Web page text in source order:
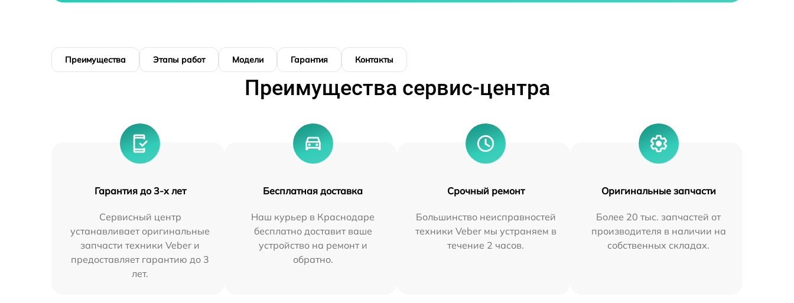
Преимущества Этапы работ Модели Гарантия Контакты
Преимущества сервис-центра
Гарантия до 3-х лет
Сервисный центр
устанавливает оригинальные
запчасти техники Veber и
предоставляет гарантию до 3
лет.
Бесплатная доставка
Наш курьер в Краснодаре
бесплатно доставит ваше
устройство на ремонт и
обратно.
Срочный ремонт
Большинство неисправностей
техники Veber мы устраняем в
течение 2 часов.
Оригинальные запчасти
Более 20 тыс. запчастей от
производителя в наличии на
собственных складах.